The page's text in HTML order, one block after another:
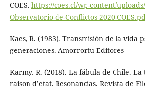
COES. https://coes.cl/wp-content/
Observatorio-de-Conflictos-2020-
Kaes, R. (1983). Transmisión de la vida
generaciones. Amorrortu Editores
Karmy, R. (2018). La fábula de Chile.
raison d’etat. Resonancias. Revista de